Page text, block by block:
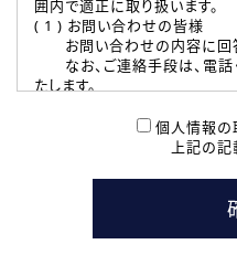
囲内で適正に取り扱います。
( 1 ) お問い合わせの皆様
お問い合わせの内容に回答
なお、ご連絡手段は、電話
たします。
本登録に関するご連絡およ
たします。
( 3 ) スタッフ派遣を検討され
お問い合わせの内容に回答
なお、ご連絡手段は、電話
個人情報の
上記の